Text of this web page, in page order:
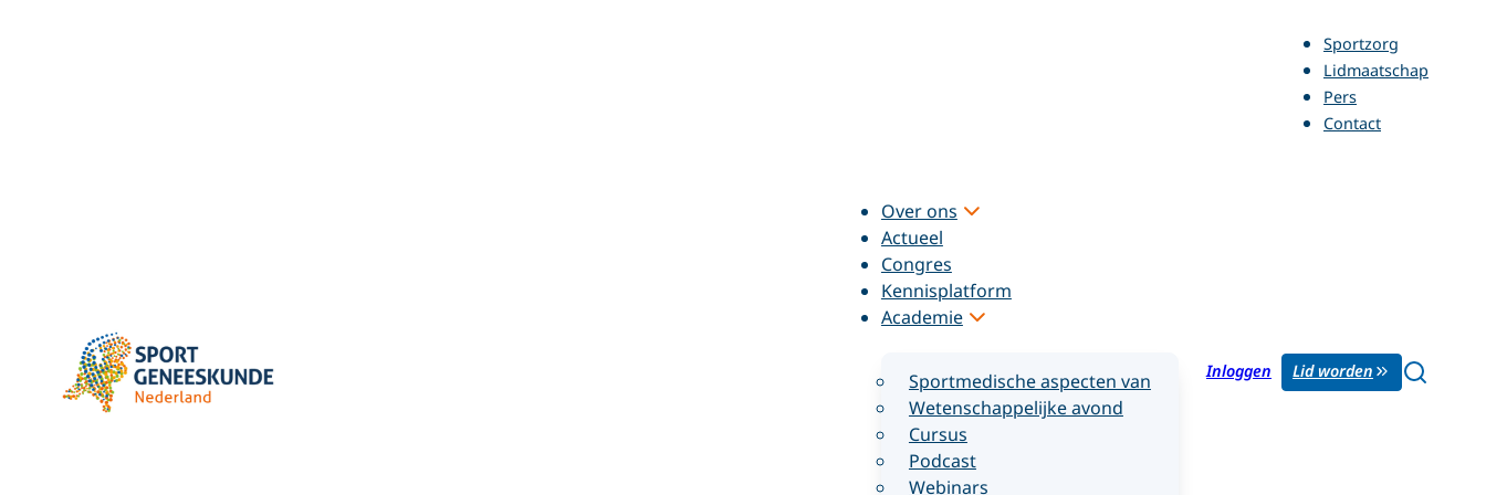
Sportzorg
Lidmaatschap
Pers
Contact
Over ons
Actueel
Congres
Kennisplatform
Academie
Sportmedische aspecten van
Wetenschappelijke avond
Cursus
Podcast
Webinars
Inloggen Lid worden